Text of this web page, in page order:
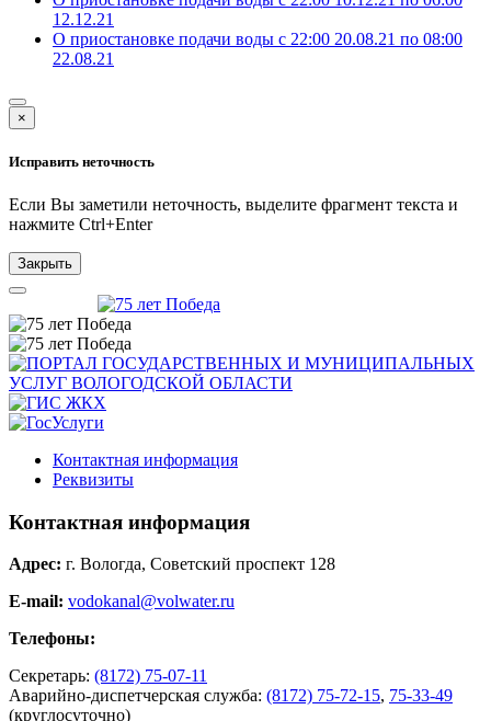
12.12.21
О приостановке подачи воды с 22:00 20.08.21 по 08:00
22.08.21
×
Исправить неточность
Если Вы заметили неточность, выделите фрагмент текста и
нажмите Ctrl+Enter
Закрыть
Контактная информация
Реквизиты
Контактная информация
Адрес: г. Вологда, Советский проспект 128
E-mail: vodokanal@volwater.ru
Телефоны:
Секретарь: (8172) 75-07-11
Аварийно-диспетчерская служба: (8172) 75-72-15, 75-33-49
(круглосуточно)